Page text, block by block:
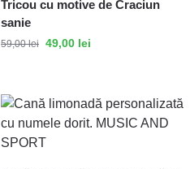
Tricou cu motive de Craciun
sanie
59,00lei 49,00 lei